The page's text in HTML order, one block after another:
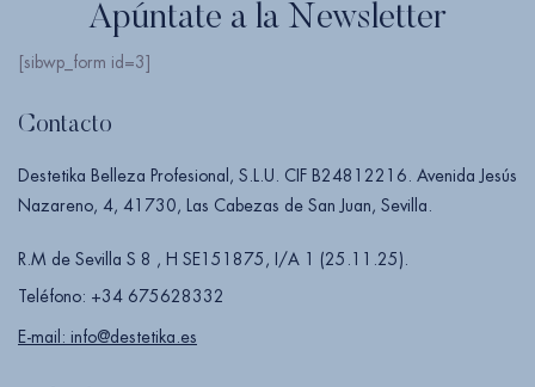
Apúntate a la Newsletter
[sibwp_form id=3]
Contacto
Destetika Belleza Profesional, S.L.U. CIF B24812216. Avenida Jesús
Nazareno, 4, 41730, Las Cabezas de San Juan, Sevilla.
R.M de Sevilla S 8 , H SE151875, I/A 1 (25.11.25).
Teléfono: +34 675628332
E-mail: info@destetika.es